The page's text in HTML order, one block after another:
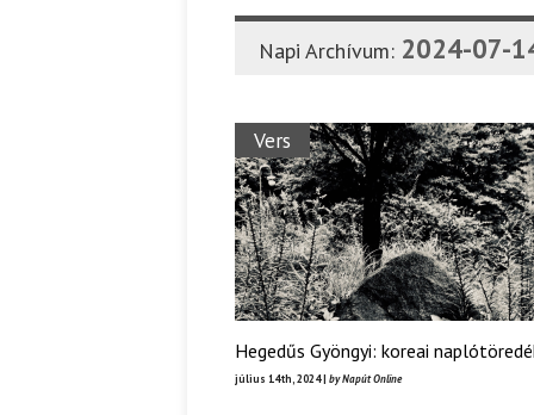
Napi Archívum: 2024-07-
Vers
Hegedűs Gyöngyi: koreai
július 14th, 2024 | by Napút Online